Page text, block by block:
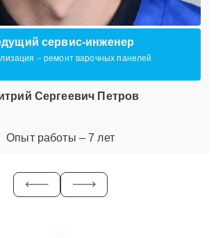
сервис-инженер
– ремонт варочных панелей
Сергеевич Петров
Опыт работы – 7 лет